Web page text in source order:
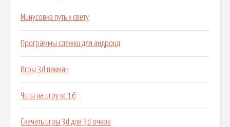
Минусовка путь к свету
Программы слежки для андроид
Игры 3d пакман
Читы на игру кс 16
Скачать игры 3d для 3d очков